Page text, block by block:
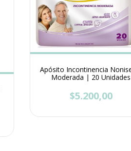
Apósito Incontinencia
Moderada | 20 Unidades
$5.200,00